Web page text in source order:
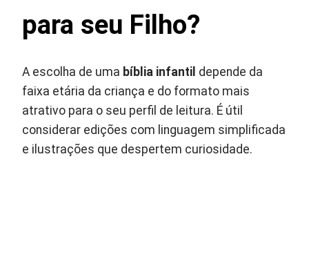
para seu Filho?
A escolha de uma bíblia infantil depende da
faixa etária da criança e do formato mais
atrativo para o seu perfil de leitura. É útil
considerar edições com linguagem simplificada
e ilustrações que despertem curiosidade.